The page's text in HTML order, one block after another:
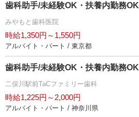
歯科助手/未経験OK・扶養内勤務OK
みやもと歯科医院
時給1,350円～1,550円
アルバイト・パート / 東京都
歯科助手/未経験OK・扶養内勤務OK
二俣川駅前TaCファミリー歯科
時給1,225円～2,000円
アルバイト・パート / 神奈川県